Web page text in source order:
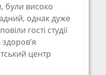
були високо
однак дуже
гості студії
центр